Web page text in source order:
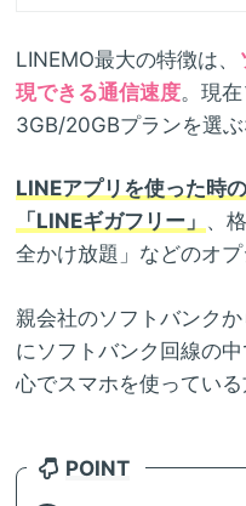
LINEMO最大の特徴は、
現できる通信速度。現
3GB/20GBプランを選ぶ
LINEアプリを使った時
「LINEギガフリー」 、
全かけ放題」などのオプ
親会社のソフトバンク
にソフトバンク回線の
心でスマホを使っている
POINT